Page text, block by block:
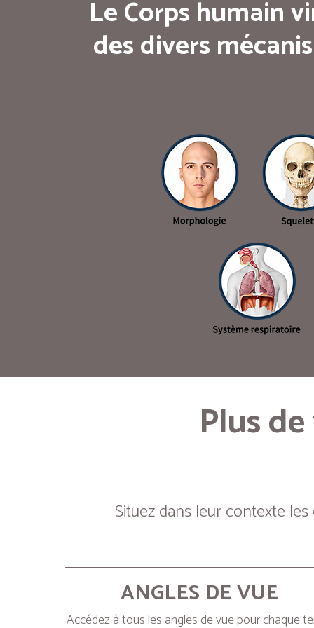
Le Corps humain
des divers
Plus
Situez dans leur contexte
ANGLES DE VUE
Accédez à tous les angles de vue pour chaque